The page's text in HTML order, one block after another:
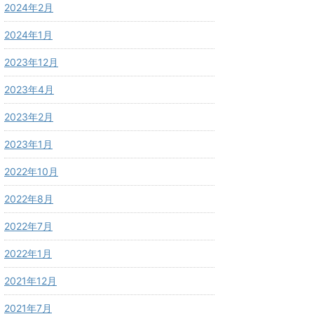
2024年2月
2024年1月
2023年12月
2023年4月
2023年2月
2023年1月
2022年10月
2022年8月
2022年7月
2022年1月
2021年12月
2021年7月